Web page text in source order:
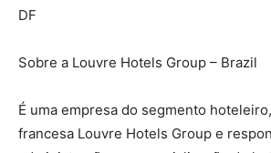
DF
Sobre a Louvre Hotels Group – Brazil
É uma empresa do segmento
francesa Louvre Hotels Group e